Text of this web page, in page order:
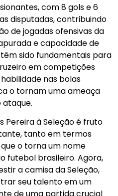
com 8 gols e 6
disputadas, contribuindo
de jogadas ofensivas da
e capacidade de
sido fundamentais para
em competições
nas bolas
o tornam uma ameaça
ataque.
Pereira à Seleção é fruto
tanto em termos
o torna um nome
futebol brasileiro. Agora,
a camisa da Seleção,
seu talento em um